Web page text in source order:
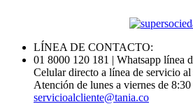
LÍNEA DE CONTACTO:
01 8000 120 181 | Whatsapp línea
Celular directo a línea de servicio
Atención de lunes a viernes de
servicioalcliente@tania.co